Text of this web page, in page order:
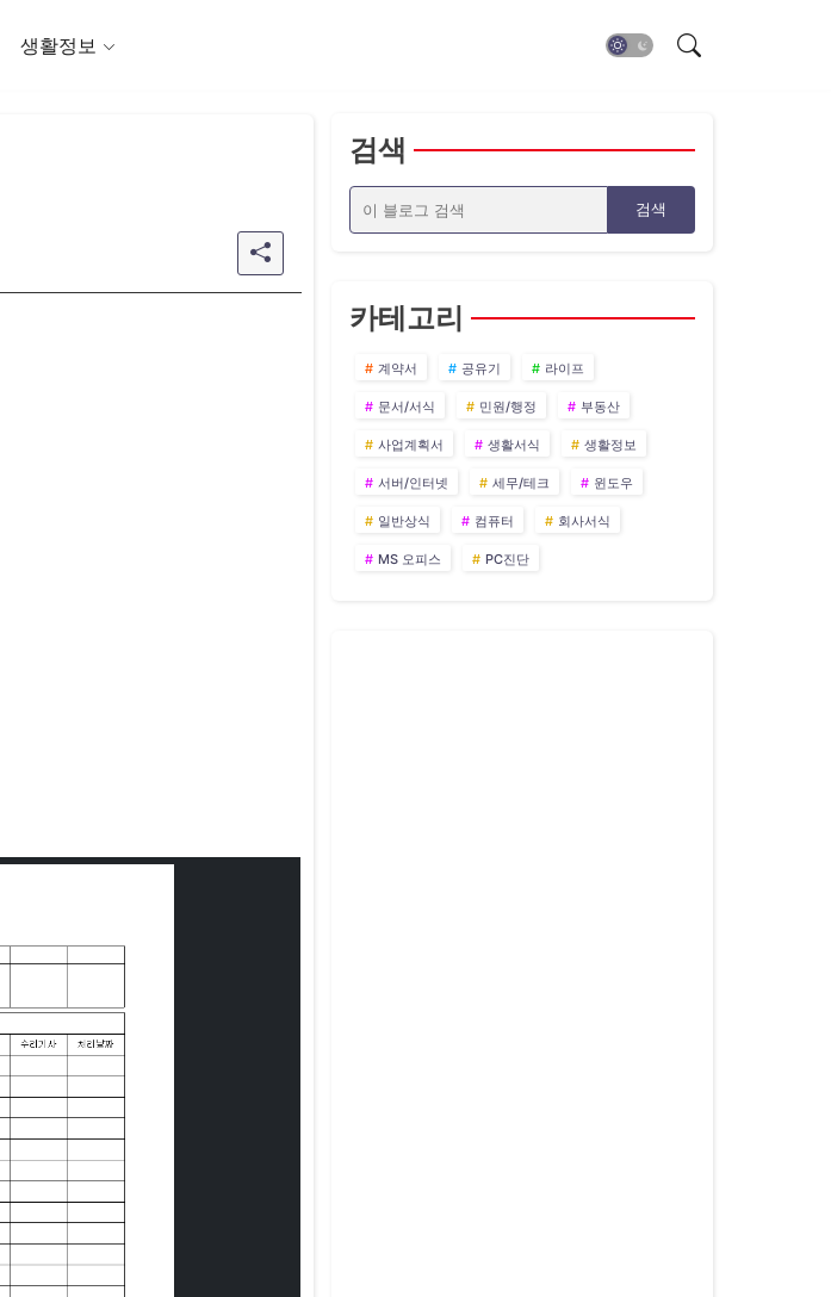
생활정보
검색
카테고리
계약서 공유기 라이프
문서/서식 민원/행정 부동산
사업계획서 생활서식 생활정보
서버/인터넷 세무/테크 윈도우
일반상식 컴퓨터 회사서식
MS 오피스 PC진단